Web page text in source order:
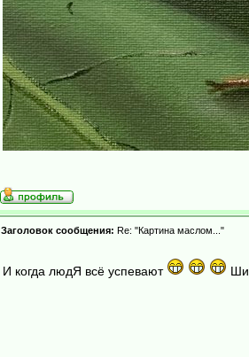
Заголовок сообщения: Re: "Картина маслом..."
И когда людЯ всё успевают